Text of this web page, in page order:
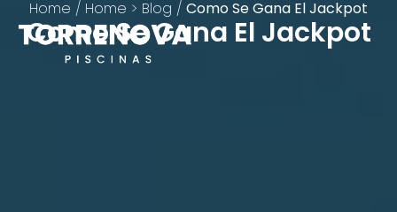
Home / Home > Blog / Como Se Gana El Jackpot
Como Se Gana El Jackpot